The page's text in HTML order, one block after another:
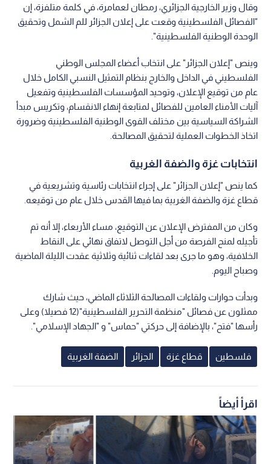
وقال وزير الخارجية الجزائري، رمطان لعمامرة، في كلمة متلفزة، إن
"الفصائل الفلسطينية وقعت على إعلان الجزائر للم الشمل وتحقيق
الوحدة الوطنية الفلسطينية".
وينص "إعلان الجزائر" على انتخاب أعضاء المجلس الوطني
الفلسطيني في الداخل والخارج بنظام التمثيل النسبي الكامل خلال
عام من توقيع الإعلان، وتوحيد المؤسسات الفلسطينية وتفعيل
آليات الأمناء العامين للفصائل لمتابعة إنهاء الانقسام، وتكريس مبدأ
الشراكة السياسية بين مختلف القوى الوطنية الفلسطينية وضرورة
اتخاذ الخطوات العملية لتحقيق المصالحة.
انتخابات غزة والضفة الغربية
كما ينص "إعلان الجزائر" على إجراء انتخابات رئاسية وتشريعية في
قطاع غزة والضفة الغربية بما فيها القدس خلال عام من توقيعه.
وكان من المفترض الإعلان عن التوقيع، مساء الأربعاء، إلا أنه تم
تأجيله لمنح الفرصة من أجل التوصل لاتفاق نهائي على النقاط
الخلافية، وهو ما جرى بعد لقاءات ثنائية وثلاثية عقدت الليلة الماضية
وصباح اليوم.
وبدأت حوارات ولقاءات المصالحة الثلاثاء الماضي، حيث شارك
ممثلون عن فصائل "منظمة التحرير الفلسطينية"(12 فصيلا) وعلى
رأسها "فتح"، بالإضافة إلى حركتي "حماس" و "الجهاد الإسلامي".
فلسطين قطاع غزة الجزائر الضفة الغربية
اقرأ أيضاً